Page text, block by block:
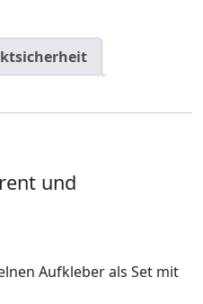
und
Aufkleber als Set mit